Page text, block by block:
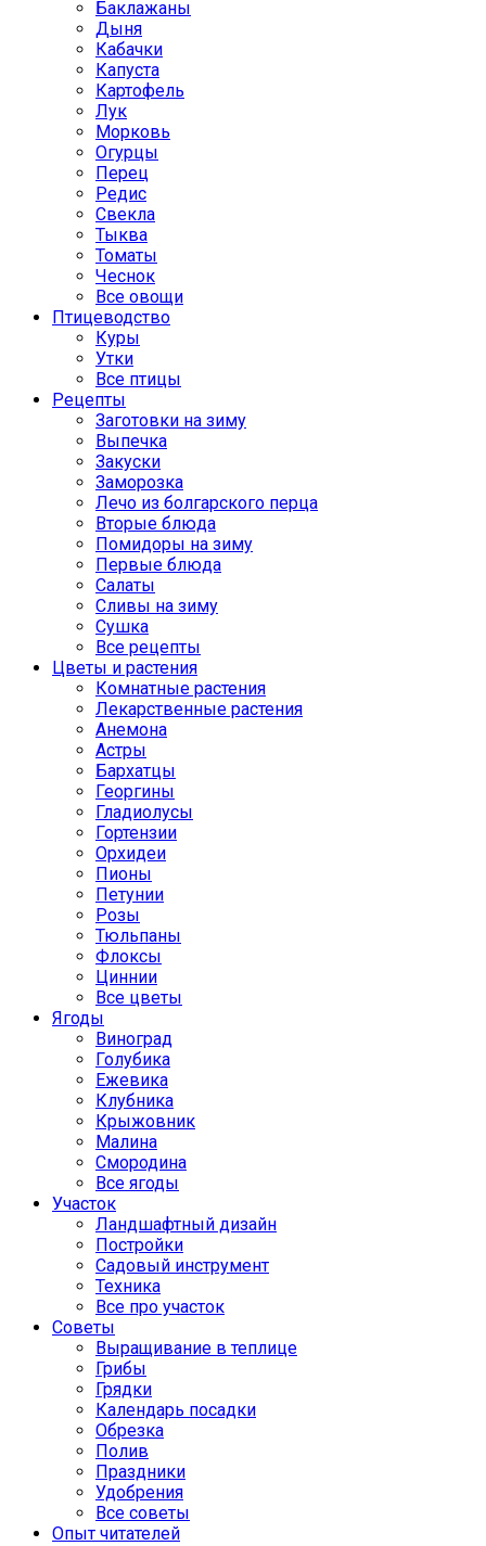
Баклажаны
Дыня
Кабачки
Капуста
Картофель
Лук
Морковь
Огурцы
Перец
Редис
Свекла
Тыква
Томаты
Чеснок
Все овощи
Птицеводство
Куры
Утки
Все птицы
Рецепты
Заготовки на зиму
Выпечка
Закуски
Заморозка
Лечо из болгарского перца
Вторые блюда
Помидоры на зиму
Первые блюда
Салаты
Сливы на зиму
Сушка
Все рецепты
Цветы и растения
Комнатные растения
Лекарственные растения
Анемона
Астры
Бархатцы
Георгины
Гладиолусы
Гортензии
Орхидеи
Пионы
Петунии
Розы
Тюльпаны
Флоксы
Циннии
Все цветы
Ягоды
Виноград
Голубика
Ежевика
Клубника
Крыжовник
Малина
Смородина
Все ягоды
Участок
Ландшафтный дизайн
Постройки
Садовый инструмент
Техника
Все про участок
Советы
Выращивание в теплице
Грибы
Грядки
Календарь посадки
Обрезка
Полив
Праздники
Удобрения
Все советы
Опыт читателей